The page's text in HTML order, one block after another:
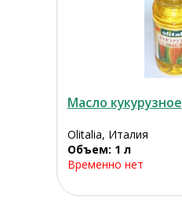
Масло кукурузное
Olitalia, Италия
Объем: 1 л
Временно нет